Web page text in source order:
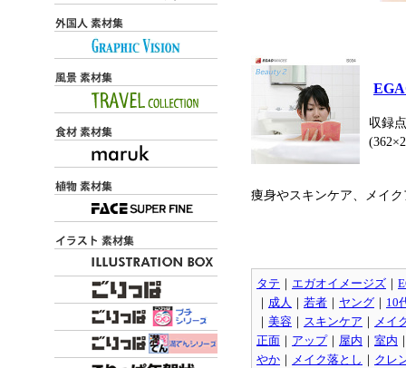
収録
痩身やスキンケア、メイ
タテ ｜ エガオイメージズ ｜
｜ 成人 ｜ 若者 ｜ ヤング ｜ 10
｜ 美容 ｜ スキンケア ｜ メイ
正面 ｜ アップ｜ 屋内 ｜ 室内
やか ｜ メイク落とし ｜ クレ